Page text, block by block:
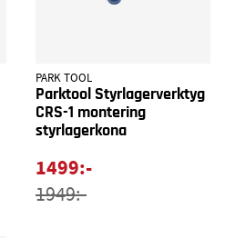
PARK TOOL
Parktool Styrlagerverktyg
CRS-1 montering
styrlagerkona
1499:-
1949:-